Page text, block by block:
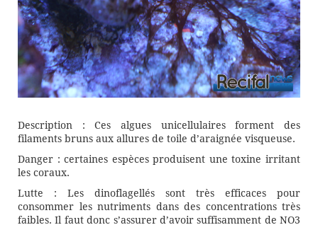
Description : Ces algues unicellulaires forment des
filaments bruns aux allures de toile d’araignée visqueuse.
Danger : certaines espèces produisent une toxine irritant
les coraux.
Lutte : Les dinoflagellés sont très efficaces pour
consommer les nutriments dans des concentrations très
faibles. Il faut donc s’assurer d’avoir suffisamment de NO3